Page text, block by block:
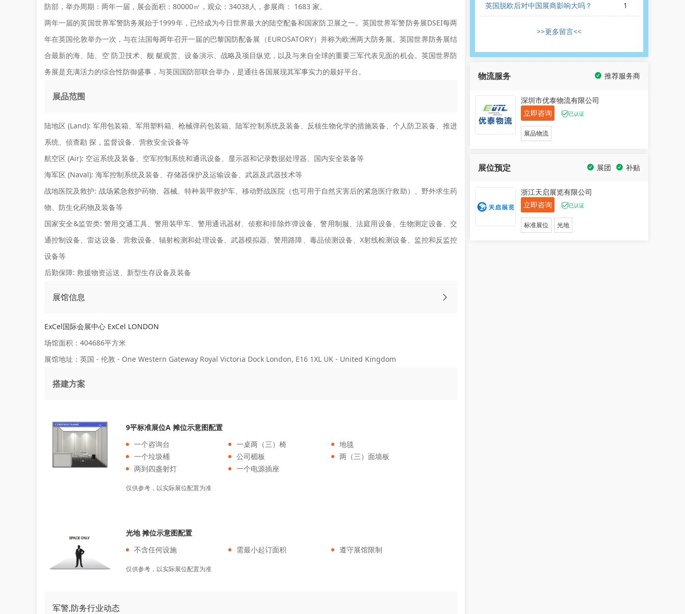
防部，举办周期：两年一届，展会面积：80000㎡，观众：34038人，参展商： 1683 家。
两年一届的英国世界军警防务展始于1999年，已经成为今日世界最大的陆空配备和国家防卫展之一。英国世界军警防务展DSEI每两
年在英国伦敦举办一次，与在法国每两年召开一届的巴黎国防配备展（EUROSATORY）并称为欧洲两大防务展。英国世界防务展结
合最新的海、陆、空 防卫技术、舰 艇观赏、设备演示、战略及项目纵览，以及与来自全球的重要三军代表见面的机会。英国世界防
务展是充满活力的综合性防御盛事，与英国国防部联合举办，是通往各国展现其军事实力的最好平台。
展品范围
陆地区 (Land): 军用包装箱、军用塑料箱、枪械弹药包装箱、陆军控制系统及装备、反核生物化学的措施装备、个人防卫装备、推进
系统、侦查勘 探，监督设备、营救安全设备等
航空区 (Air): 空运系统及装备、空军控制系统和通讯设备、显示器和记录数据处理器、国内安全装备等
海军区 (Naval): 海军控制系统及装备、存储器保护及运输设备、武器及武器技术等
战地医院及救护: 战场紧急救护药物、器械、特种装甲救护车、移动野战医院（也可用于自然灾害后的紧急医疗救助）、野外求生药
物、防生化药物及装备等
国家安全&监管类: 警用交通工具、警用装甲车、警用通讯器材、侦察和排除炸弹设备、警用制服、法庭用设备、生物测定设备、交
通控制设备、雷达设备、营救设备、辐射检测和处理设备、武器模拟器、警用路障、毒品侦测设备、X射线检测设备、监控和反监控
设备等
后勤保障: 救援物资运送、新型生存设备及装备
展馆信息
ExCel国际会展中心 ExCel LONDON
场馆面积：404686平方米
展馆地址：英国 - 伦敦 - One Western Gateway Royal Victoria Dock London, E16 1XL UK - United Kingdom
搭建方案
9平标准展位A 摊位示意图配置
一个咨询台
一桌两（三）椅
地毯
一个垃圾桶
公司楣板
两（三）面墙板
两到四盏射灯
一个电源插座
仅供参考，以实际展位配置为准
光地 摊位示意图配置
不含任何设施
需最小起订面积 遵守展馆限制
仅供参考，以实际展位配置为准
军警,防务行业动态
英国脱欧后对中国展商影响大吗？ 1
>>更多留言<<
物流服务 推荐服务商
深圳市优泰物流有限公司
立即咨询
已认证
展品物流
展位预定 补贴
展团
浙江天启展览有限公司
立即咨询
已认证
标准展位 光地